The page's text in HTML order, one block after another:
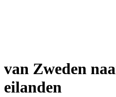
van Zweden
eilanden